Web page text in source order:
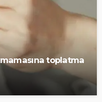
toplatma